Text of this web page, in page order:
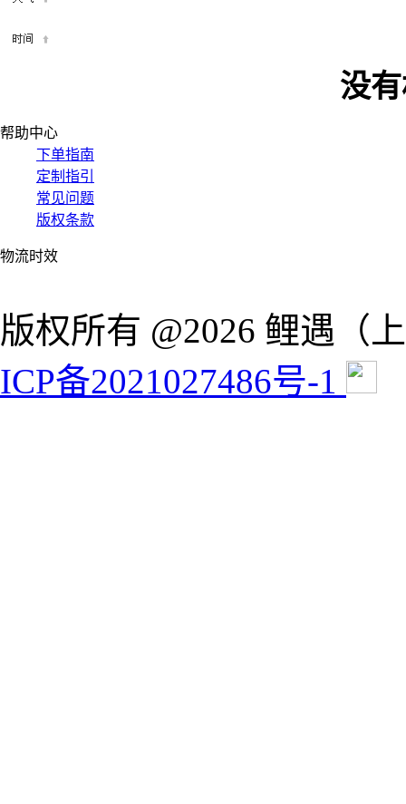
没
帮助中心
下单指南
定制指引
常见问题
版权条款
物流时效
版权所有 @2026 鲤遇（
ICP备2021027486号-1